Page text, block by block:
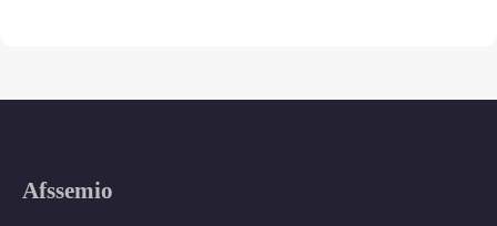
Afssemio